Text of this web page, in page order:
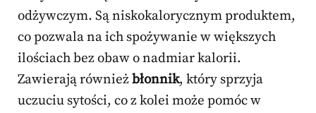
odżywczym. Są niskokalorycznym produktem,
co pozwala na ich spożywanie w większych
ilościach bez obaw o nadmiar kalorii.
Zawierają równieżbłonnik, który sprzyja
uczuciu sytości, co z kolei może pomóc w